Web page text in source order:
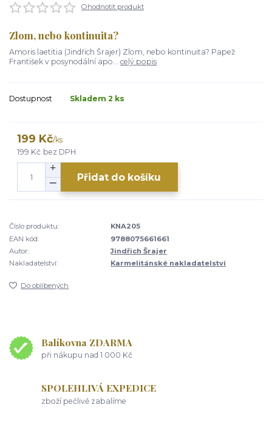
Ohodnotit produkt
Zlom, nebo kontinuita?
Amoris laetitia (Jindřich Šrajer) Zlom, nebo kontinuita? Papež
František v posynodální apo... celý popis
Dostupnost Skladem 2 ks
199 Kč/ks
199 Kč bez DPH
Přidat do košíku
Číslo produktu:
KNA205
EAN kód:
9788075661661
Autor:
Jindřich Šrajer
Nakladatelství:
Karmelitánské nakladatelství
Do oblíbených
Balíkovna ZDARMA
při nákupu nad 1 000 Kč
SPOLEHLIVÁ EXPEDICE
zboží pečlivě zabalíme